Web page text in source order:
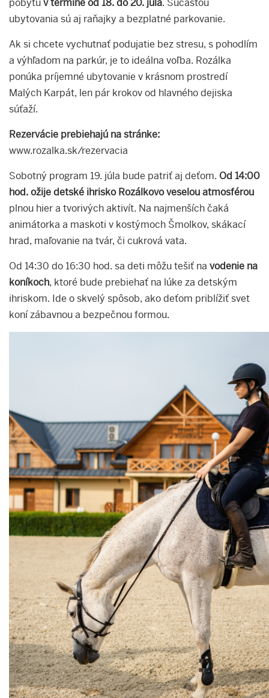
pobytu v termíne od 18. do 20. júla. Súčasťou
ubytovania sú aj raňajky a bezplatné parkovanie.
Ak si chcete vychutnať podujatie bez stresu, s pohodlím
a výhľadom na parkúr, je to ideálna voľba. Rozálka
ponúka príjemné ubytovanie v krásnom prostredí
Malých Karpát, len pár krokov od hlavného dejiska
súťaží.
Rezervácie prebiehajú na stránke:
www.rozalka.sk/rezervacia
Sobotný program 19. júla bude patriť aj deťom. Od 14:00
hod. ožije detské ihrisko Rozálkovo veselou atmosférou
plnou hier a tvorivých aktivít. Na najmenších čaká
animátorka a maskoti v kostýmoch Šmolkov, skákací
hrad, maľovanie na tvár, či cukrová vata.
Od 14:30 do 16:30 hod. sa deti môžu tešiť na vodenie na
koníkoch, ktoré bude prebiehať na lúke za detským
ihriskom. Ide o skvelý spôsob, ako deťom priblížiť svet
koní zábavnou a bezpečnou formou.